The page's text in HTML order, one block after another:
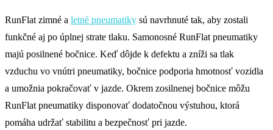
RunFlat zimné a letné pneumatiky sú navrhnuté tak, aby zostali
funkčné aj po úplnej strate tlaku. Samonosné RunFlat pneumatiky
majú posilnené bočnice. Keď dôjde k defektu a zníži sa tlak
vzduchu vo vnútri pneumatiky, bočnice podporia hmotnosť vozidla
a umožnia pokračovať v jazde. Okrem zosilnenej bočnice môžu
RunFlat pneumatiky disponovať dodatočnou výstuhou, ktorá
pomáha udržať stabilitu a bezpečnosť pri jazde.